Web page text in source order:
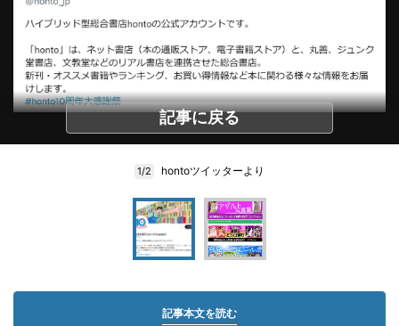
記事に戻る
1/2 hontoツイッターより
記事本文を読む